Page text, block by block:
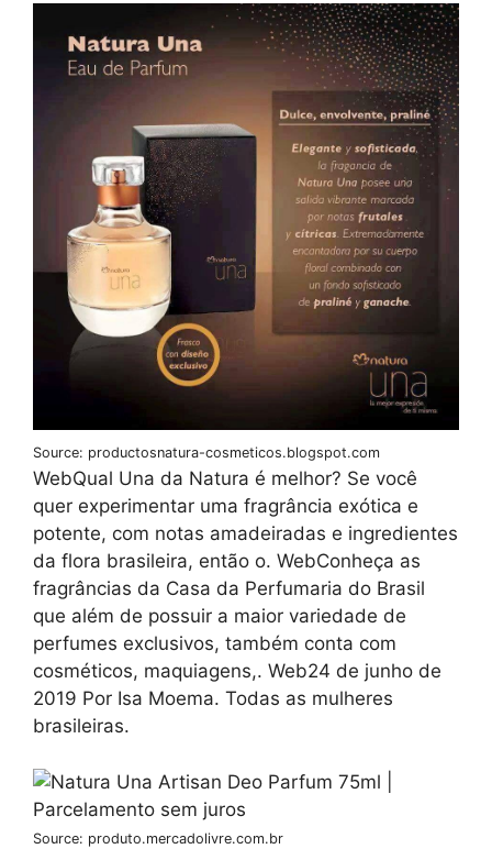
Source: productosnatura-cosmeticos.blogspot.com
WebQual Una da Natura é melhor? Se você
quer experimentar uma fragrância exótica e
potente, com notas amadeiradas e ingredientes
da flora brasileira, então o. WebConheça as
fragrâncias da Casa da Perfumaria do Brasil
que além de possuir a maior variedade de
perfumes exclusivos, também conta com
cosméticos, maquiagens,. Web24 de junho de
2019 Por Isa Moema. Todas as mulheres
brasileiras.
Source: produto.mercadolivre.com.br